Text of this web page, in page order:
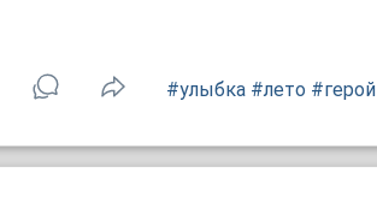
#улыбка #лето #герой